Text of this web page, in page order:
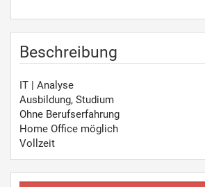
Beschreibung
IT | Analyse
Ausbildung, Studium
Ohne Berufserfahrung
Home Office möglich
Vollzeit